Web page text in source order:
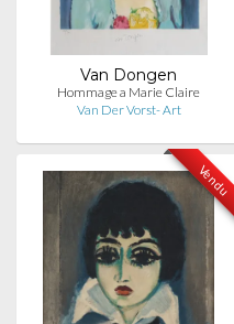
Van Dongen
Hommage a Marie Claire
Van Der Vorst- Art
Vendu